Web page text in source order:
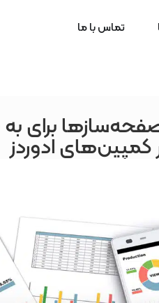
تماس با ما
برای به
کمپین‌های ادوردز